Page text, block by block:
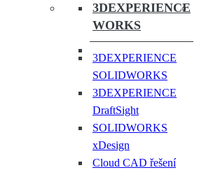
3DEXPERIENCE
WORKS
3DEXPERIENCE
SOLIDWORKS
3DEXPERIENCE
DraftSight
SOLIDWORKS
xDesign
Cloud CAD řešení